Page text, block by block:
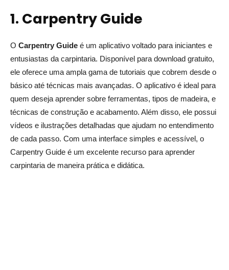
1. Carpentry Guide
O Carpentry Guide é um aplicativo voltado para iniciantes e
entusiastas da carpintaria. Disponível para download gratuito,
ele oferece uma ampla gama de tutoriais que cobrem desde o
básico até técnicas mais avançadas. O aplicativo é ideal para
quem deseja aprender sobre ferramentas, tipos de madeira, e
técnicas de construção e acabamento. Além disso, ele possui
vídeos e ilustrações detalhadas que ajudam no entendimento
de cada passo. Com uma interface simples e acessível, o
Carpentry Guide é um excelente recurso para aprender
carpintaria de maneira prática e didática.